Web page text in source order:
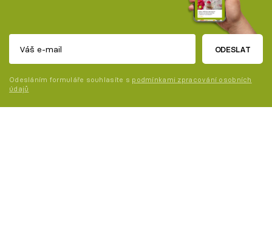
ODESLAT
Odesláním formuláře souhlasíte s podmínkami zpracování osobních
údajů